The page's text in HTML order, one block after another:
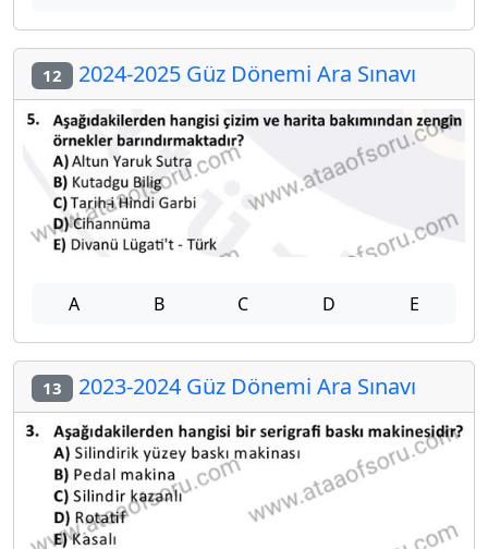
12 2024-2025 Güz Dönemi Ara Sınavı
A B C D E
13 2023-2024 Güz Dönemi Ara Sınavı